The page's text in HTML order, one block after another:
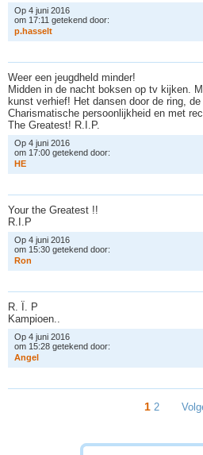
Op 4 juni 2016
om 17:11 getekend door:
p.hasselt
Weer een jeugdheld minder!
Midden in de nacht boksen op tv kijken.
kunst verhief! Het dansen door de ring,
Charismatische persoonlijkheid en met
The Greatest! R.I.P.
Op 4 juni 2016
om 17:00 getekend door:
HE
Your the Greatest !!
R.I.P
Op 4 juni 2016
om 15:30 getekend door:
Ron
R. Ï. P
Kampioen..
Op 4 juni 2016
om 15:28 getekend door:
Angel
1 2